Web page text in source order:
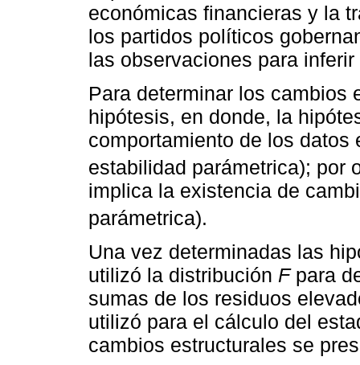
económicas financieras y la
los partidos políticos
las observaciones para
Para determinar los cambios
hipótesis, en donde, la
comportamiento de los datos
estabilidad parámetrica); por
implica la existencia de
parámetrica).
Una vez determinadas las
utilizó la distribución Fpara
sumas de los residuos
utilizó para el cálculo del
cambios estructurales se